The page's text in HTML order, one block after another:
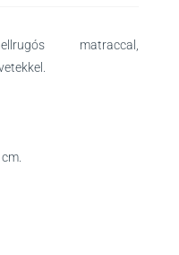
matraccal,